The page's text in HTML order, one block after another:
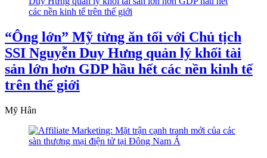
“Ông lớn” Mỹ từng ăn tối với Chủ tịch
SSI Nguyễn Duy Hưng quản lý khối tài
sản lớn hơn GDP hầu hết các nền kinh tế
trên thế giới
Mỹ Hân